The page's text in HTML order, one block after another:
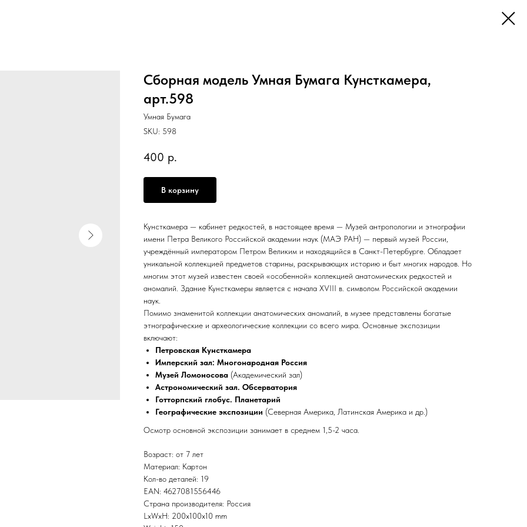
Сборная модель Умная Бумага Кунсткамера,
арт.598
Умная Бумага
SKU: 598
400 р.
В корзину
Кунсткамера — кабинет редкостей, в настоящее время — Музей антропологии и этнографии
имени Петра Великого Российской академии наук (МАЭ РАН) — первый музей России,
учреждённый императором Петром Великим и находящийся в Санкт-Петербурге. Обладает
уникальной коллекцией предметов старины, раскрывающих историю и быт многих народов. Но
многим этот музей известен своей «особенной» коллекцией анатомических редкостей и
аномалий. Здание Кунсткамеры является с начала XVIII в. символом Российской академии
наук.
Помимо знаменитой коллекции анатомических аномалий, в музее представлены богатые
этнографические и археологические коллекции со всего мира. Основные экспозиции
включают:
Петровская Кунсткамера
Имперский зал: Многонародная Россия
Музей Ломоносова (Академический зал)
Астрономический зал. Обсерватория
Готторпский глобус. Планетарий
Географические экспозиции (Северная Америка, Латинская Америка и др.)
Осмотр основной экспозиции занимает в среднем 1,5-2 часа.
Возраст: от 7 лет
Материал: Картон
Кол-во деталей: 19
EAN: 4627081556446
Страна производителя: Россия
LxWxH: 200x100x10 mm